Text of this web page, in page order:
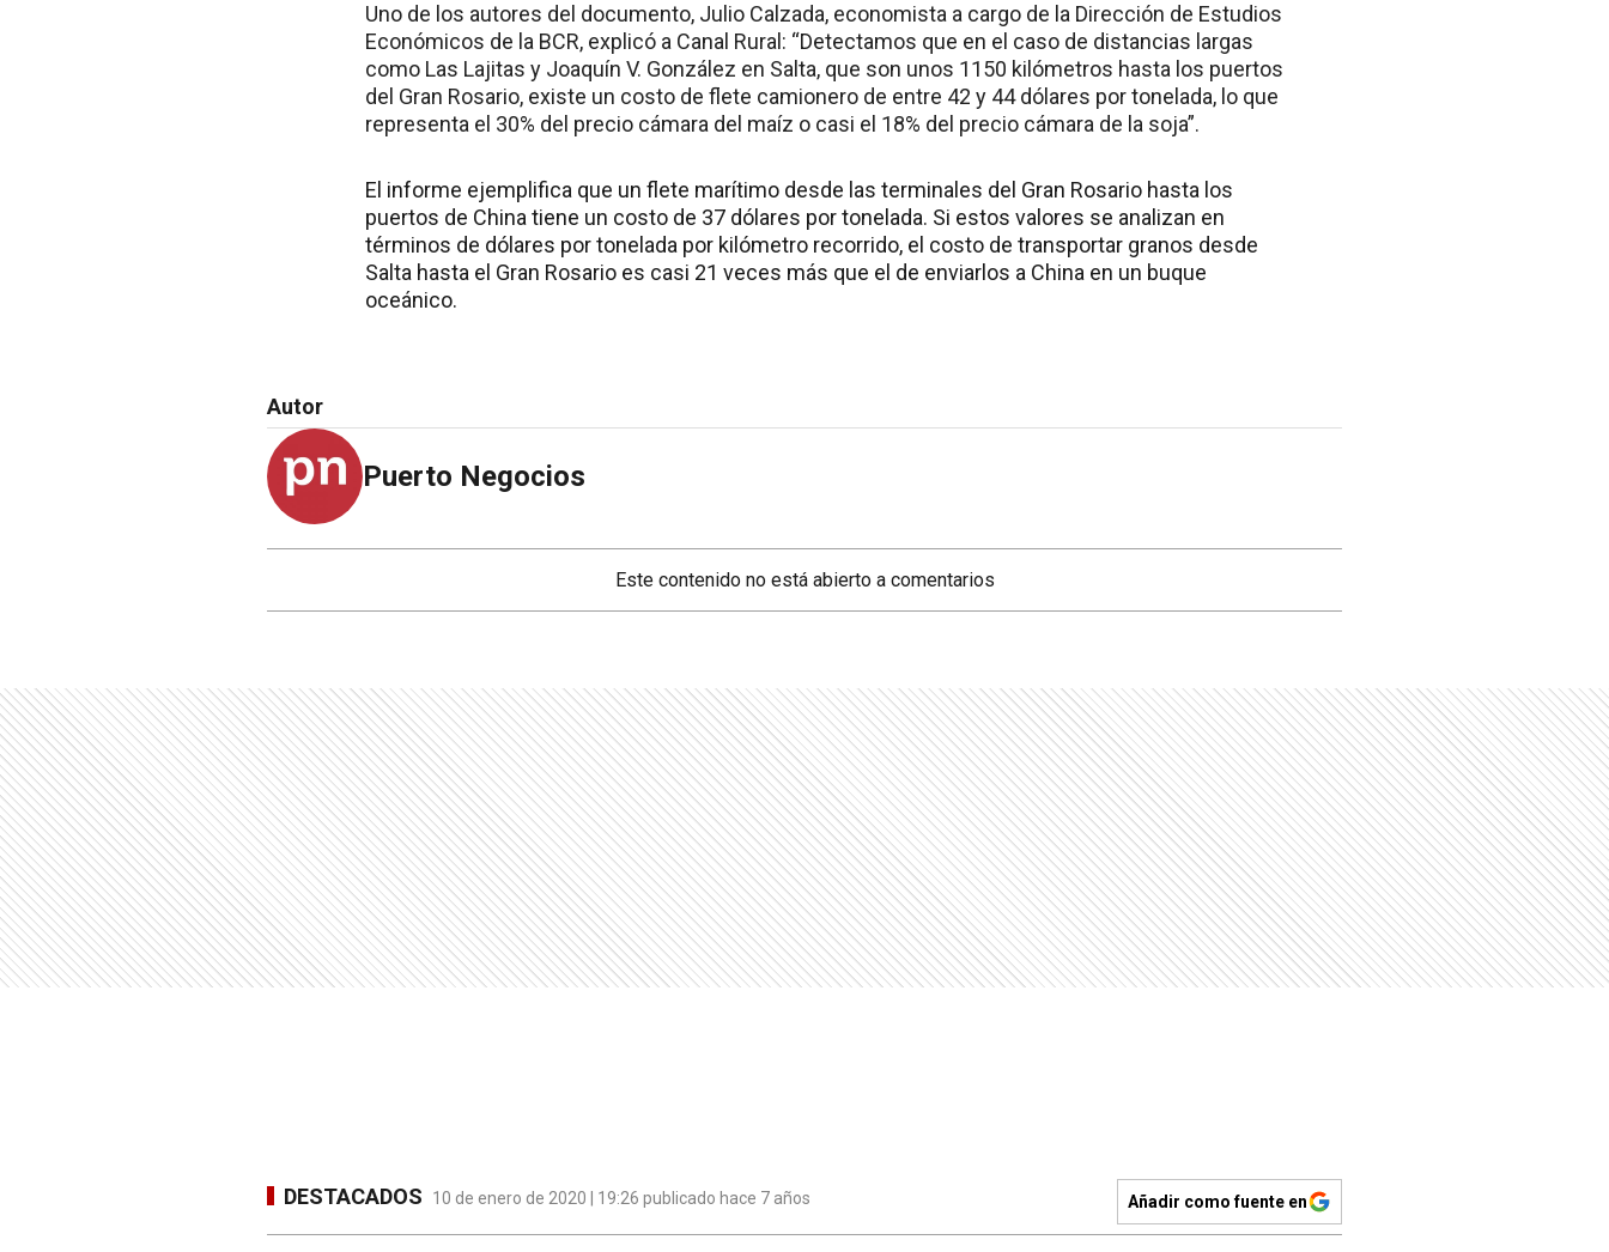
Uno de los autores del documento, Julio Calzada, economista a cargo de la Dirección de Estudios
Económicos de la BCR, explicó a Canal Rural: “Detectamos que en el caso de distancias largas
como Las Lajitas y Joaquín V. González en Salta, que son unos 1150 kilómetros hasta los puertos
del Gran Rosario, existe un costo de flete camionero de entre 42 y 44 dólares por tonelada, lo que
representa el 30% del precio cámara del maíz o casi el 18% del precio cámara de la soja”.
El informe ejemplifica que un flete marítimo desde las terminales del Gran Rosario hasta los
puertos de China tiene un costo de 37 dólares por tonelada. Si estos valores se analizan en
términos de dólares por tonelada por kilómetro recorrido, el costo de transportar granos desde
Salta hasta el Gran Rosario es casi 21 veces más que el de enviarlos a China en un buque
oceánico.
Autor
Puerto Negocios
Este contenido no está abierto a comentarios
DESTACADOS 10 de enero de 2020 | 19:26 publicado hace 7 años Añadir como fuente en